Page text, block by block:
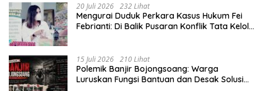
20 Juli 2026 232 Lihat
​Mengurai Duduk Perkara Kasus Hukum Fei
Febrianti: Di Balik Pusaran Konflik Tata Kelola
15 Juli 2026 210 Lihat
Polemik Banjir Bojongsoang: Warga
Luruskan Fungsi Bantuan dan Desak Solusi